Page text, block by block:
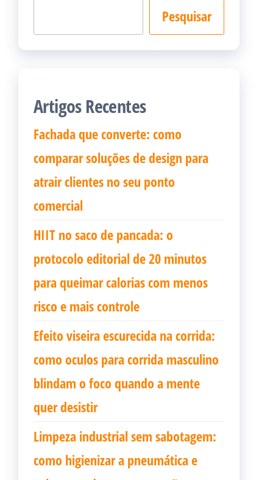
Pesquisar
Artigos Recentes
Fachada que converte: como
comparar soluções de design para
atrair clientes no seu ponto
comercial
HIIT no saco de pancada: o
protocolo editorial de 20 minutos
para queimar calorias com menos
risco e mais controle
Efeito viseira escurecida na corrida:
como oculos para corrida masculino
blindam o foco quando a mente
quer desistir
Limpeza industrial sem sabotagem:
como higienizar a pneumática e